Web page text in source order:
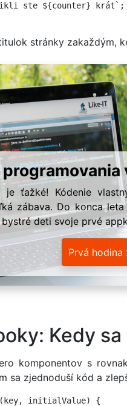
ste ${counter} krát`;
stránky zakaždým,
je ťažké! Kódenie
zábava. Do konca leta
deti svoje prvé
Prvá hodina
Kedy
komponentov s
sa zjednoduší kód a
initialValue) {